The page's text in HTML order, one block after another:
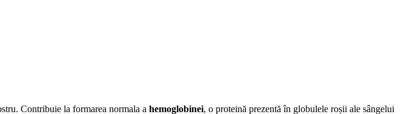
Contribuie la formarea normala a hemoglobinei, o proteină prezentă în globulele roșii ale sângelui